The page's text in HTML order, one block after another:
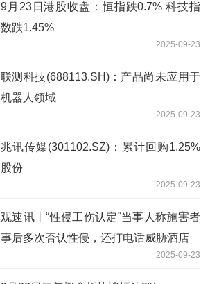
9月23日港股收盘：恒指跌0.7% 科技指
数跌1.45%
2025-09-23
联测科技(688113.SH)：产品尚未应用于
机器人领域
2025-09-23
兆讯传媒(301102.SZ)：累计回购1.25%
股份
2025-09-23
观速讯丨“性侵工伤认定”当事人称施害者
事后多次否认性侵，还打电话威胁酒店
2025-09-23